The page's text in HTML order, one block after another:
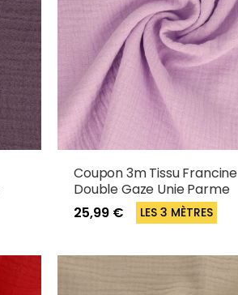
Coupon 3m Tissu Francine
Double Gaze Unie Parme
25,99 €
LES 3 MÈTRES